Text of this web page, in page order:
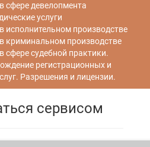
сфере девелопмента
услуги
исполнительном производстве
криминальном производстве
сфере судебной практики.
регистрационных и
Разрешения и лицензии.
сервисом